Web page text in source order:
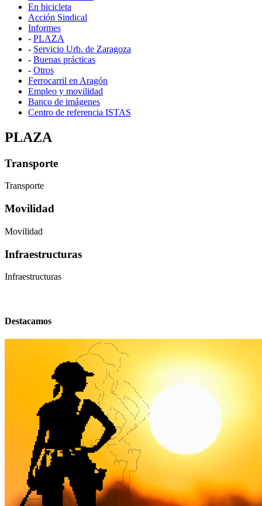
En bicicleta
Acción Sindical
Informes
- PLAZA
- Servicio Urb. de Zaragoza
- Buenas prácticas
- Otros
Ferrocarril en Aragón
Empleo y movilidad
Banco de imágenes
Centro de referencia ISTAS
PLAZA
Transporte
Transporte
Movilidad
Movilidad
Infraestructuras
Infraestructuras
Destacamos